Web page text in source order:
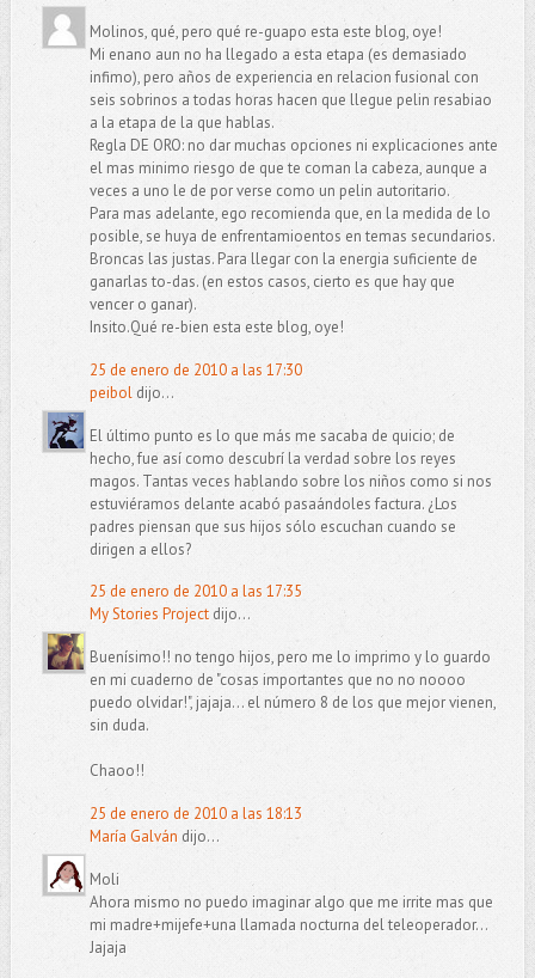
Molinos, qué, pero qué re-guapo esta este blog, oye!
Mi enano aun no ha llegado a esta etapa (es demasiado
infimo), pero años de experiencia en relacion fusional con
seis sobrinos a todas horas hacen que llegue pelin resabiao
a la etapa de la que hablas.
Regla DE ORO: no dar muchas opciones ni explicaciones ante
el mas minimo riesgo de que te coman la cabeza, aunque a
veces a uno le de por verse como un pelin autoritario.
Para mas adelante, ego recomienda que, en la medida de lo
posible, se huya de enfrentamioentos en temas secundarios.
Broncas las justas. Para llegar con la energia suficiente de
ganarlas to-das. (en estos casos, cierto es que hay que
vencer o ganar).
Insito.Qué re-bien esta este blog, oye!
25 de enero de 2010 a las 17:30
peiboldijo...
El último punto es lo que más me sacaba de quicio; de
hecho, fue así como descubrí la verdad sobre los reyes
magos. Tantas veces hablando sobre los niños como si nos
estuviéramos delante acabó pasaándoles factura. ¿Los
padres piensan que sus hijos sólo escuchan cuando se
dirigen a ellos?
25 de enero de 2010 a las 17:35
My Stories Projectdijo...
Buenísimo!! no tengo hijos, pero me lo imprimo y lo guardo
en mi cuaderno de "cosas importantes que no no noooo
puedo olvidar!", jajaja... el número 8 de los que mejor vienen,
sin duda.
Chaoo!!
25 de enero de 2010 a las 18:13
María Galván dijo...
Moli
Ahora mismo no puedo imaginar algo que me irrite mas que
mi madre+mijefe+una llamada nocturna del teleoperador...
Jajaja